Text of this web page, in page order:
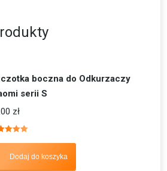
boczna do Odkurzaczy
serii S
zł
Dodaj do koszyka